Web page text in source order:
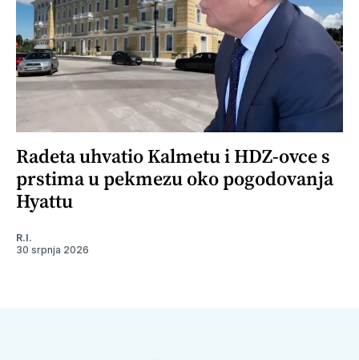
Radeta uhvatio Kalmetu i HDZ-ovce s
prstima u pekmezu oko pogodovanja
Hyattu
R.I.
30 srpnja 2026